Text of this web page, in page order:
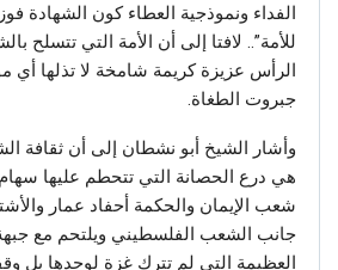
الفداء ونموذجية العطاء كون الشهادة
للأمة”.. لافتا إلى أن الأمة التي تتسلح
الرأس عزيزة كريمة شامخة لا تذلها أي
جبروت الطغاة.
وأشار الشيخ أبو نشطان إلى أن ثقافة
هي درع الحصانة التي تتحطم عليها سهام
شعب الإيمان والحكمة أحفاد عمار
جانب الشعب الفلسطيني ويلتحم مع جبهة
العظيمة التي لم تترك غزة لوحدها بل